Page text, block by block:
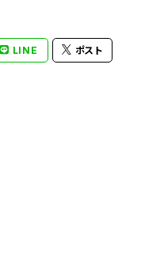
LINE ポスト